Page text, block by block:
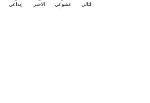
إبداعي الاخير عشوائي التالي